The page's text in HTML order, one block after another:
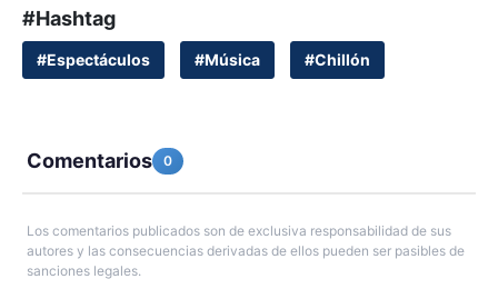
#Hashtag
#Espectáculos #Música #Chillón
Comentarios 0
Los comentarios publicados son de exclusiva responsabilidad de sus
autores y las consecuencias derivadas de ellos pueden ser pasibles de
sanciones legales.